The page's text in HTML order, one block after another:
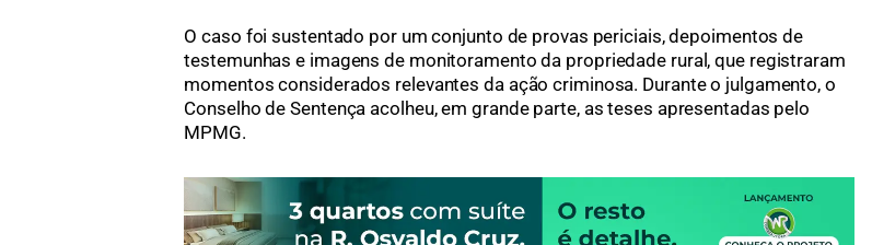
O caso foi sustentado por um conjunto de provas periciais, depoimentos de
testemunhas e imagens de monitoramento da propriedade rural, que registraram
momentos considerados relevantes da ação criminosa. Durante o julgamento, o
Conselho de Sentença acolheu, em grande parte, as teses apresentadas pelo
MPMG.